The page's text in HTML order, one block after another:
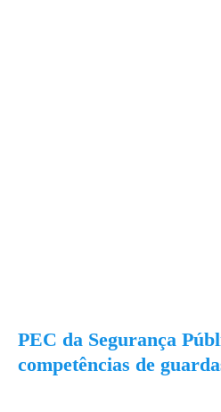
PEC da Segurança
competências de